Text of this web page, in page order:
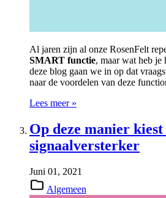
Al jaren zijn al onze RosenFelt
SMART functie, maar wat heb je
deze blog gaan we in op dat
naar de voordelen van deze
Lees meer »
Op deze manier
signaalversterker
Juni 01, 2021
Algemeen